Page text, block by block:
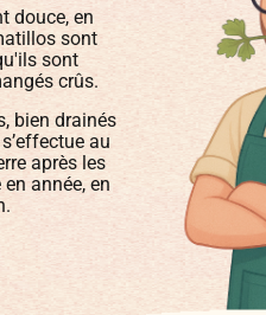
douce, en
sont
sont
crûs.
bien drainés
au
après les
année, en